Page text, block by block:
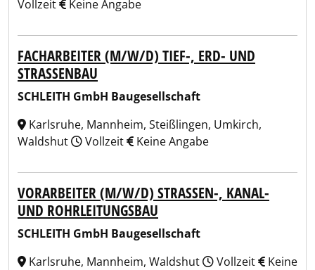
Vollzeit
Keine Angabe
FACHARBEITER (M/W/D) TIEF-, ERD- UND
STRASSENBAU
SCHLEITH GmbH Baugesellschaft
Karlsruhe, Mannheim, Steißlingen, Umkirch,
Waldshut
Vollzeit Keine Angabe
VORARBEITER (M/W/D) STRASSEN-, KANAL-
UND ROHRLEITUNGSBAU
SCHLEITH GmbH Baugesellschaft
Karlsruhe, Mannheim, Waldshut
Vollzeit Keine